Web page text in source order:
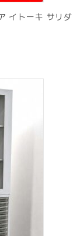
イトーキ サリダ